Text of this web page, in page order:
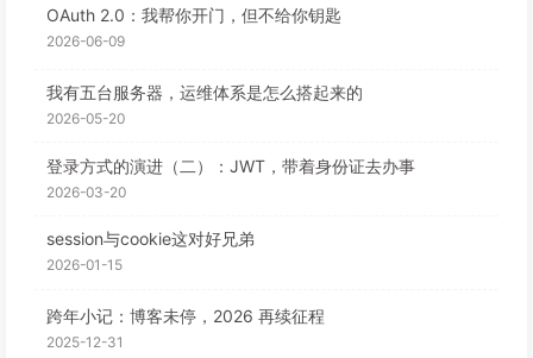
OAuth 2.0：我帮你开门，但不给你钥匙
2026-06-09
我有五台服务器，运维体系是怎么搭起来的
2026-05-20
登录方式的演进（二）：JWT，带着身份证去办事
2026-03-20
session与cookie这对好兄弟
2026-01-15
跨年小记：博客未停，2026 再续征程
2025-12-31